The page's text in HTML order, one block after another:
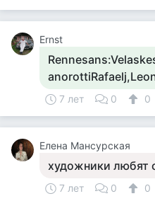
Ernst
7 лет 0 0
Елена Мансурская
художники любят
7 лет 0 0